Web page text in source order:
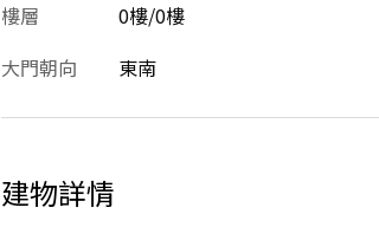
樓層
0樓/0樓
大門朝向
東南
建物詳情